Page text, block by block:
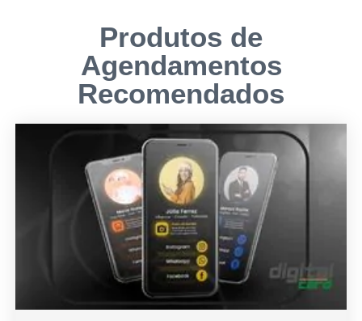
Produtos de
Agendamentos
Recomendados